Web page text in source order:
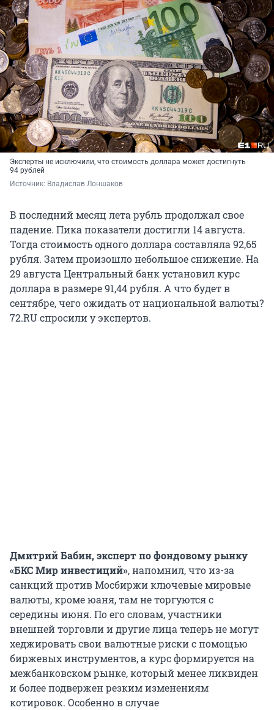
Эксперты не исключили, что стоимость доллара может достигнуть
94 рублей
Источник: Владислав Лоншаков
В последний месяц лета рубль продолжал свое
падение. Пика показатели достигли 14 августа.
Тогда стоимость одного доллара составляла 92,65
рубля. Затем произошло небольшое снижение. На
29 августа Центральный банк установил курс
доллара в размере 91,44 рубля. А что будет в
сентябре, чего ожидать от национальной валюты?
72.RU cпросили у экспертов.
Дмитрий Бабин, эксперт по фондовому рынку
«БКС Мир инвестиций», напомнил, что из-за
санкций против Мосбиржи ключевые мировые
валюты, кроме юаня, там не торгуются с
середины июня. По его словам, участники
внешней торговли и другие лица теперь не могут
хеджировать свои валютные риски с помощью
биржевых инструментов, а курс формируется на
межбанковском рынке, который менее ликвиден
и более подвержен резким изменениям
котировок. Особенно в случае